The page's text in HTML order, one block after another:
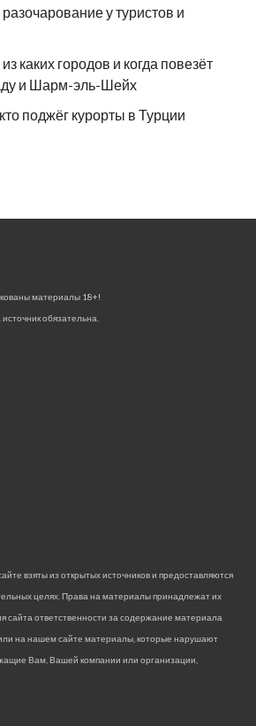
у туристов и
каких городов и когда повезёт
и Шарм-эль-Шейх
поджёг курорты в Турции
материалы 18+!
обязательна.
взяты из открытых источников и предоставляются
целях. Права на материалы принадлежат их
сайта ответственности за содержание материала
на нашем сайте материалы, которые нарушают
Вам, Вашей компании или организации,